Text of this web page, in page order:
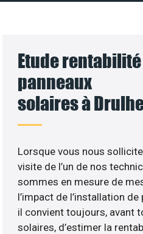
Etude
panneaux
solaires à
Lorsque vous nous
visite de l’un de nos
sommes en mesure de
l’impact de l’installation
il convient toujours, avant
solaires, d’estimer la